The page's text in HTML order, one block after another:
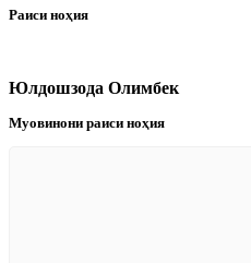
Раиси ноҳия
Юлдошзода Олимбек
Муовинони раиси ноҳия